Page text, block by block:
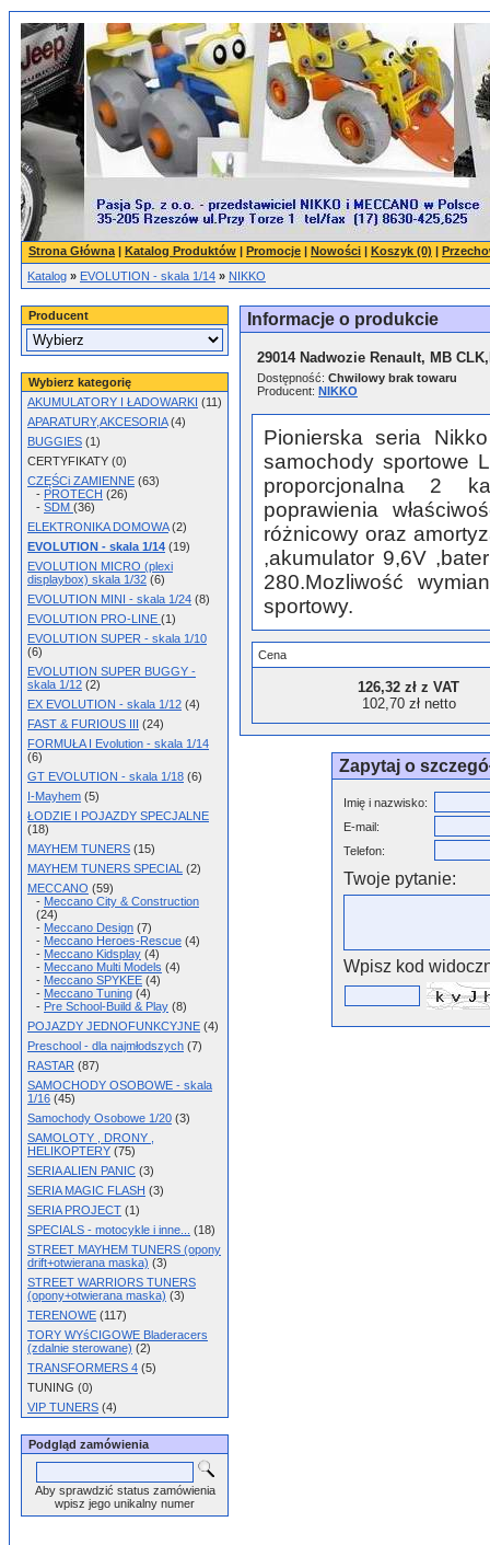
Strona Główna | Katalog Produktów | Promocje | Nowości | Koszyk (0) |
Katalog » EVOLUTION - skala 1/14 » NIKKO
Producent
Wybierz kategorię
AKUMULATORY I ŁADOWARKI (11)
APARATURY,AKCESORIA(4)
BUGGIES (1)
CERTYFIKATY (0)
CZĘŚCi ZAMIENNE (63)
- PROTECH (26)
- SDM (36)
ELEKTRONIKA DOMOWA(2)
EVOLUTION - skala 1/14 (19)
EVOLUTION MICRO (plexi
displaybox) skala 1/32 (6)
EVOLUTION MINI - skala 1/24 (8)
EVOLUTION PRO-LINE (1)
EVOLUTION SUPER - skala 1/10
(6)
EVOLUTION SUPER BUGGY -
skala 1/12 (2)
EX EVOLUTION - skala 1/12 (4)
FAST & FURIOUS III (24)
FORMUŁA I Evolution - skala 1/14
(6)
GT EVOLUTION - skala 1/18 (6)
I-Mayhem (5)
ŁODZIE I POJAZDY SPECJALNE
(18)
MAYHEM TUNERS (15)
MAYHEM TUNERS SPECIAL (2)
MECCANO (59)
- Meccano City & Construction
(24)
- Meccano Design (7)
- Meccano Heroes-Rescue (4)
- Meccano Kidsplay (4)
- Meccano Multi Models (4)
- Meccano SPYKEE (4)
- Meccano Tuning (4)
- Pre School-Build & Play (8)
POJAZDY JEDNOFUNKCYJNE (4)
Preschool - dla najmłodszych (7)
RASTAR (87)
SAMOCHODY OSOBOWE - skala
1/16 (45)
Samochody Osobowe 1/20 (3)
SAMOLOTY , DRONY ,
HELIKOPTERY (75)
SERIA ALIEN PANIC (3)
SERIA MAGIC FLASH (3)
SERIA PROJECT (1)
SPECIALS - motocykle i inne...
(18)
STREET MAYHEM TUNERS (opony
drift+otwierana maska) (3)
STREET WARRIORS TUNERS
(opony+otwierana maska) (3)
TERENOWE (117)
TORY WYśCIGOWE Bladeracers
(zdalnie sterowane) (2)
TRANSFORMERS 4 (5)
TUNING (0)
VIP TUNERS (4)
Podgląd zamówienia
Aby sprawdzić status zamówienia
wpisz jego unikalny numer
Informacje o produkcie
29014 Nadwozie Renault, MB
Dostępność: Chwilowy brak towaru
Producent: NIKKO
Pionierska seria
samochody sportowe
proporcjonalna 2
poprawienia
różnicowy oraz
,akumulator 9,6V
280.Mozliwość
sportowy.
Cena
126,32 zł z VAT
102,70 zł netto
Zapytaj o
Imię i nazwisko:
E-mail:
Telefon:
Twoje pytanie:
Wpisz kod